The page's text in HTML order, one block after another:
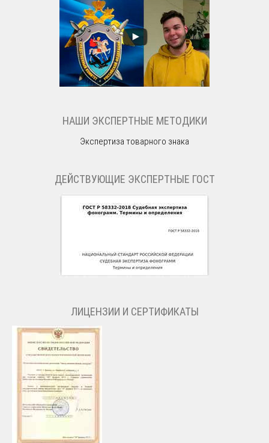
НАШИ ЭКСПЕРТНЫЕ МЕТОДИКИ
Экспертиза товарного знака
ДЕЙСТВУЮЩИЕ ЭКСПЕРТНЫЕ ГОСТ
ЛИЦЕНЗИИ И СЕРТИФИКАТЫ